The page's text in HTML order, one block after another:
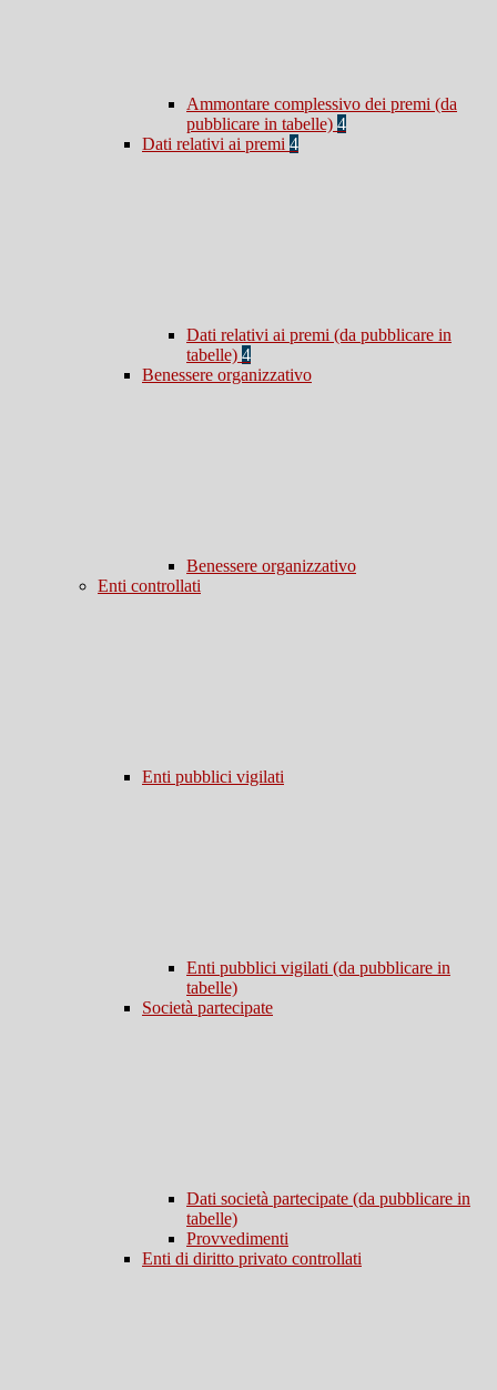
Ammontare complessivo dei premi (da
pubblicare in tabelle) 4
Dati relativi ai premi 4
Dati relativi ai premi (da pubblicare in
tabelle) 4
Benessere organizzativo
Benessere organizzativo
Enti controllati
Enti pubblici vigilati
Enti pubblici vigilati (da pubblicare in
tabelle)
Società partecipate
Dati società partecipate (da pubblicare in
tabelle)
Provvedimenti
Enti di diritto privato controllati